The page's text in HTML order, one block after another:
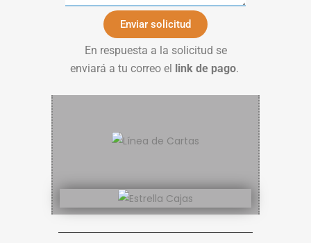
Enviar solicitud
En respuesta a la solicitud se
enviará a tu correo el
link de pago.